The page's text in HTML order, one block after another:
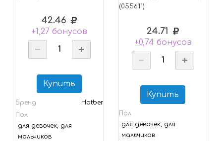
42.46
+1,27 бонусов
Купить
Бренд
Hatber
Пол
для девочек, для
мальчиков
(055611)
24.71
+0,74 бонусов
Купить
Пол
для девочек, для
мальчиков